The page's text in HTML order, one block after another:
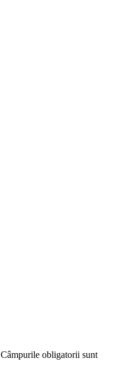
Câmpurile obligatorii sunt